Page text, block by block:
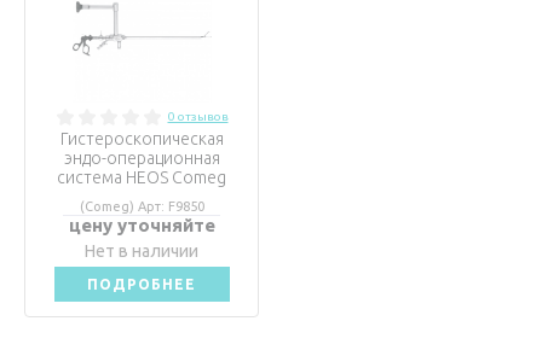
0 отзывов
Гистероскопическая
эндо-операционная
система HEOS Comeg
(Comeg) Арт: F9850
цену уточняйте
Нет в наличии
ПОДРОБНЕЕ